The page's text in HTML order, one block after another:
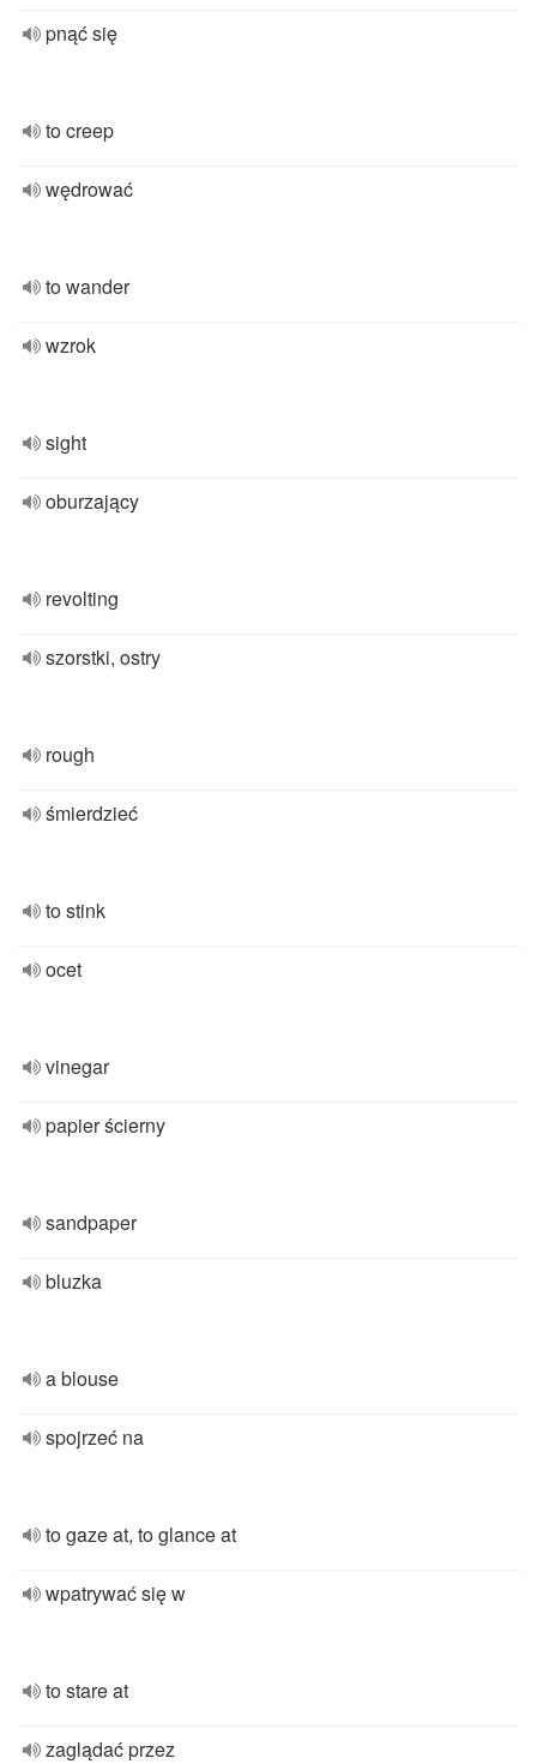
pnąć się
to creep
wędrować
to wander
wzrok
sight
oburzający
revolting
szorstki, ostry
rough
śmierdzieć
to stink
ocet
vinegar
papier ścierny
sandpaper
bluzka
a blouse
spojrzeć na
to gaze at, to glance at
wpatrywać się w
to stare at
zaglądać przez